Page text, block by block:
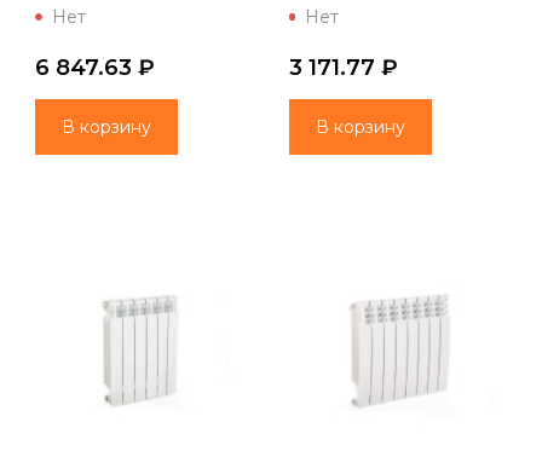
(Lammin)
Нет
6 847.63 ₽
В корзину
(Lammin)
Нет
3 171.77 ₽
В корзину